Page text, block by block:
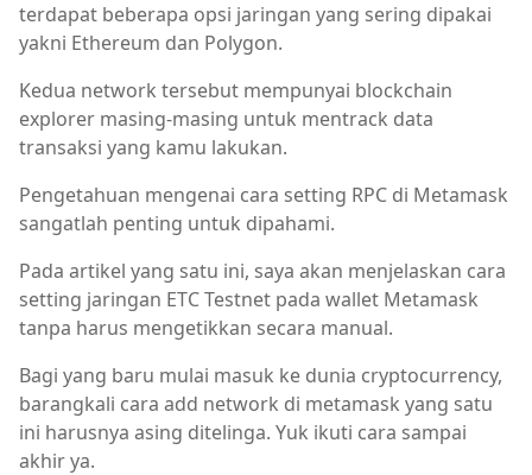
terdapat beberapa opsi jaringan yang sering dipakai
yakni Ethereum dan Polygon.
Kedua network tersebut mempunyai blockchain
explorer masing-masing untuk mentrack data
transaksi yang kamu lakukan.
Pengetahuan mengenai cara setting RPC di Metamask
sangatlah penting untuk dipahami.
Pada artikel yang satu ini, saya akan menjelaskan cara
setting jaringan ETC Testnet pada wallet Metamask
tanpa harus mengetikkan secara manual.
Bagi yang baru mulai masuk ke dunia cryptocurrency,
barangkali cara add network di metamask yang satu
ini harusnya asing ditelinga. Yuk ikuti cara sampai
akhir ya.